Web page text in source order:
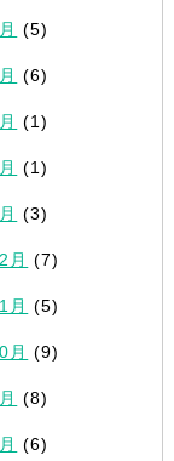
(5)
(6)
(1)
(1)
(3)
月 (7)
月 (5)
月 (9)
(8)
(6)